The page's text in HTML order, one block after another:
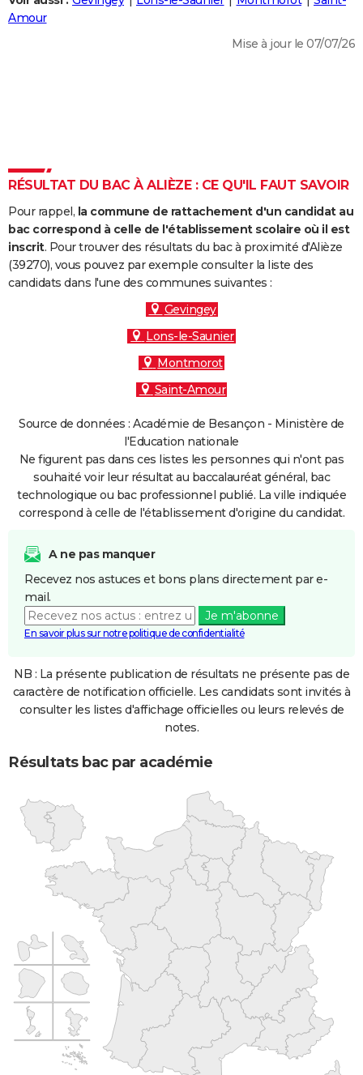
Destinations
City break
Voyage nature
Voyage de noces
Forum
Climat
+
PHOTO
Dictionnaire
Biographies
Citations
Expressions
Proverbes
PROGRAMME TV
COPAINS D'AVANT
S'inscrire
Se connecter
Lycées
Collèges
Primaires
Universités
Entreprises
Service militaire
Avis de recherche
AVIS DE DÉCÈS
FORUM
Amour
Mise à jour le 07/07/26
RÉSULTAT DU BAC À ALIÈZE : CE QU'IL FAUT SAVOIR
Pour rappel, la commune de rattachement d'un candidat au
bac correspond à celle de l'établissement scolaire où il est
inscrit. Pour trouver des résultats du bac à proximité d'Alièze
(39270), vous pouvez par exemple consulter la liste des
candidats dans l'une des communes suivantes :
Gevingey
Lons-le-Saunier
Montmorot
Saint-Amour
Source de données : Académie de Besançon - Ministère de
l'Education nationale
Ne figurent pas dans ces listes les personnes qui n'ont pas
souhaité voir leur résultat au baccalauréat général, bac
technologique ou bac professionnel publié. La ville indiquée
correspond à celle de l'établissement d'origine du candidat.
A ne pas manquer
Recevez nos astuces et bons plans directement par e-
mail.
Je m'abonne
En savoir plus sur notre politique de confidentialité
NB : La présente publication de résultats ne présente pas de
caractère de notification officielle. Les candidats sont invités à
consulter les listes d'affichage officielles ou leurs relevés de
notes.
Résultats bac par académie